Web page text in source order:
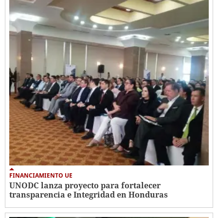
FINANCIAMIENTO UE
UNODC lanza proyecto para fortalecer
transparencia e Integridad en Honduras